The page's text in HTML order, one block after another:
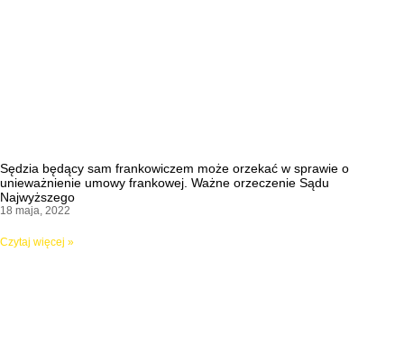
Sędzia będący sam frankowiczem może orzekać w sprawie o
unieważnienie umowy frankowej. Ważne orzeczenie Sądu
Najwyższego
18 maja, 2022
Czytaj więcej »